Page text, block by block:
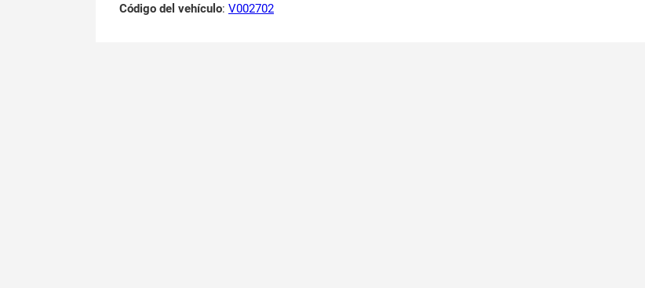
Código del vehículo: V002702